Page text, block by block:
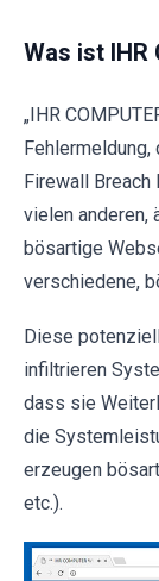
Was ist IHR
„IHR
Fehlermeldung,
Firewall Breach
vielen anderen,
bösartige
verschiedene,
Diese
infiltrieren
dass sie
die
erzeugen
etc.).